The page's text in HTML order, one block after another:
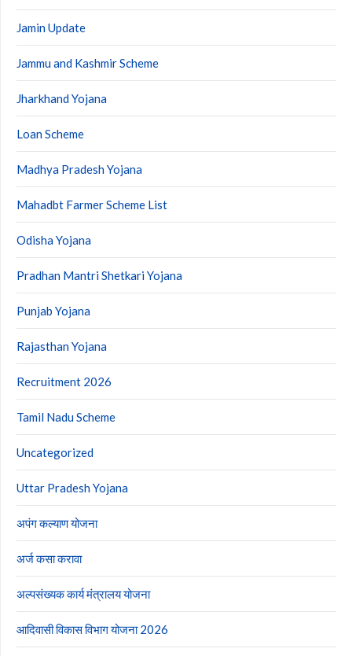
Jamin Update
Jammu and Kashmir Scheme
Jharkhand Yojana
Loan Scheme
Madhya Pradesh Yojana
Mahadbt Farmer Scheme List
Odisha Yojana
Pradhan Mantri Shetkari Yojana
Punjab Yojana
Rajasthan Yojana
Recruitment 2026
Tamil Nadu Scheme
Uncategorized
Uttar Pradesh Yojana
अपंग कल्याण योजना
अर्ज कसा करावा
अल्पसंख्यक कार्य मंत्रालय योजना
आदिवासी विकास विभाग योजना 2026